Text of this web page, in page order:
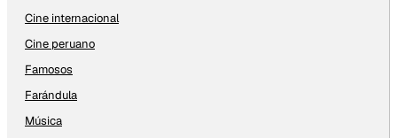
Cine internacional
Cine peruano
Famosos
Farándula
Música